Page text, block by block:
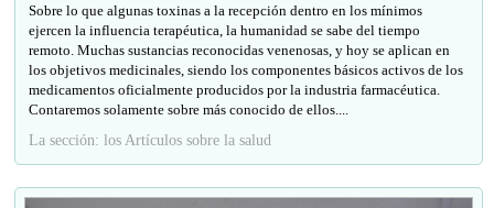
Sobre lo que algunas toxinas a la recepción dentro en los mínimos
ejercen la influencia terapéutica, la humanidad se sabe del tiempo
remoto. Muchas sustancias reconocidas venenosas, y hoy se aplican en
los objetivos medicinales, siendo los componentes básicos activos de los
medicamentos oficialmente producidos por la industria farmacéutica.
Contaremos solamente sobre más conocido de ellos....
La sección: los Artículos sobre la salud